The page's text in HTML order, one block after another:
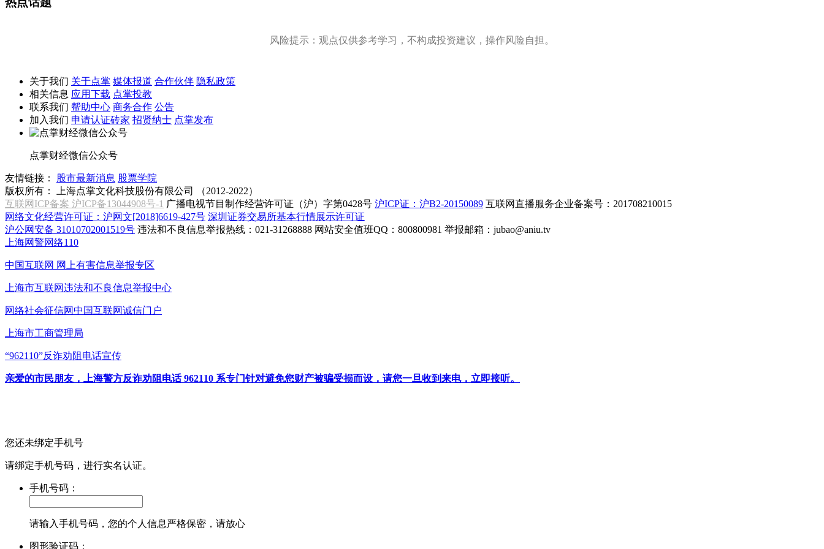
风险提示：观点仅供参考学习，不构成投资建议，操作风险自担。
关于我们 关于点掌 媒体报道 合作伙伴 隐私政策
相关信息 应用下载 点掌投教
联系我们 帮助中心 商务合作 公告
加入我们 申请认证砖家 招贤纳士 点掌发布
点掌财经微信公众号
友情链接： 股市最新消息 股票学院
版权所有：
上海点掌文化科技股份有限公司 （2012-2022）
互联网ICP备案 沪ICP备13044908号-1 广播电视节目制作经营许可证（沪）字第0428号 沪ICP证：沪B2-20150089 互联网直播服务企业备案号：201708210015
网络文化经营许可证：沪网文[2018]6619-427号 深圳证券交易所基本行情展示许可证
沪公网安备 31010702001519号 违法和不良信息举报热线：021-31268888 网站安全值班QQ：800800981 举报邮箱： jubao@aniu.tv
上海网警网络110
中国互联网 网上有害信息举报专区
上海市互联网违法和不良信息举报中心
网络社会征信网中国互联网诚信门户
上海市工商管理局
“962110”反诈劝阻电话宣传
亲爱的市民朋友，上海警方反诈劝阻电话 962110 系专门针对避免您财产被骗受损而设，请您一旦收到来电，立即接听。
您还未绑定手机号
请绑定手机号码，进行实名认证。
手机号码：
请输入手机号码，您的个人信息严格保密，请放心
图形验证码：